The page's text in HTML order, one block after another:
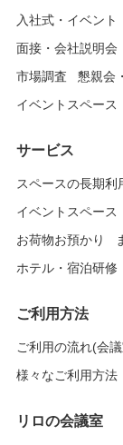
入社式・イベント
面接・会社説明会
市場調査
懇親会
イベントスペース
サービス
スペースの長期利
イベントスペース
お荷物お預かり
ホテル・宿泊研修
ご利用方法
ご利用の流れ(会
様々なご利用方法
リロの会議室